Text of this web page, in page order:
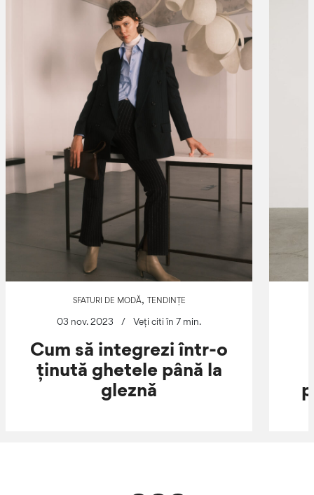
SFATURI DE MODĂ, TENDINȚE
03 nov. 2023 / Veți citi în 7 min.
Cum să integrezi într-o
ținută ghetele până la
gleznă